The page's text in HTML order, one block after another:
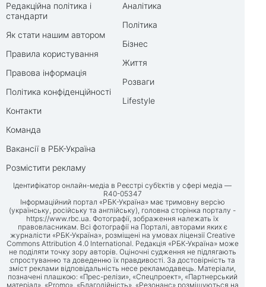
Редакційна політика і
стандарти
Як стати нашим автором
Правила користування
Правова інформація
Політика конфіденційності
Контакти
Команда
Вакансії в РБК-Україна
Розмістити рекламу
Аналітика
Політика
Бізнес
Життя
Розваги
Lifestyle
Ідентифікатор онлайн-медіа в Реєстрі суб’єктів у сфері медіа —
R40-05347
Інформаційний портал «РБК-Україна» має тримовну версію
(українську, російську та англійську), головна сторінка порталу -
https://www.rbc.ua. Фотографії, зображення належать їх
правовласникам. Всі фотографії на Порталі, авторами яких є
журналісти «РБК-Україна», розміщені на умовах ліцензії Creative
Commons Attribution 4.0 International. Редакція «РБК-Україна» може
не поділяти точку зору авторів. Оціночні судження не підлягають
спростуванню та доведенню їх правдивості. За достовірність та
зміст реклами відповідальність несе рекламодавець. Матеріали,
позначені плашкою: «Прес-релізи», «Спецпроект», «Партнерський
матеріал», «Promo», «Благодійність», «Резонанс» розміщуються на